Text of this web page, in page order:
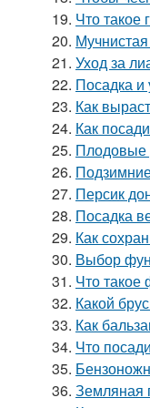
19. Что такое
20.
21. Уход за
22. Посадка и
23. Как
24. Как
25. Плодовые
26.
27. Персик
28. Посадка
29. Как
30. Выбор
31. Что
32. Какой
33. Как
34. Что
35.
36. Земляная